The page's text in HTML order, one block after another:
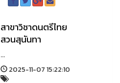
สาขาวิชาดนตรีไทย
สวนสุนันทา
...
2025-11-07 15:22:10